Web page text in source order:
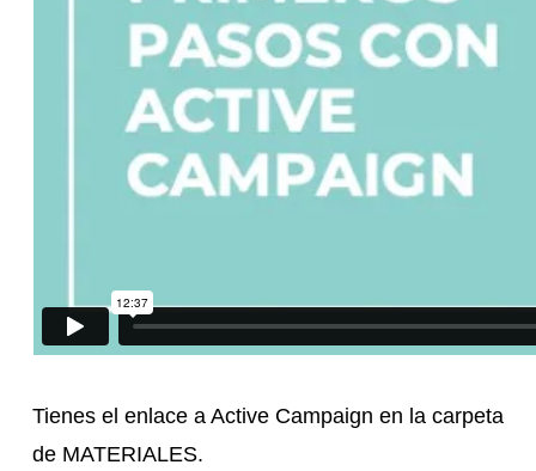
Tienes el enlace a Active Campaign en la carpeta
de MATERIALES.